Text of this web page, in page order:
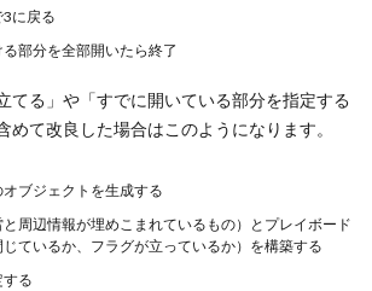
に戻る
部分を全部開いたら終了
てる」や「すでに開いている部分を指定する
めて改良した場合はこのようになります。
ブジェクトを生成する
周辺情報が埋めこまれているもの）とプレイボード
じているか、フラグが立っているか）を構築する
る